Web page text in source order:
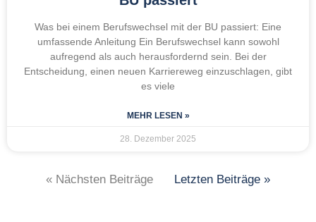
Was bei einem Berufswechsel mit der BU passiert: Eine
umfassende Anleitung Ein Berufswechsel kann sowohl
aufregend als auch herausfordernd sein. Bei der
Entscheidung, einen neuen Karriereweg einzuschlagen, gibt
es viele
MEHR LESEN »
28. Dezember 2025
« Nächsten Beiträge Letzten Beiträge »